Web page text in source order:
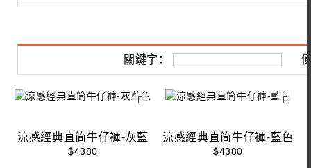
關鍵字： 價
涼感經典直筒牛仔褲-灰藍
色
$4380
涼感經典直筒牛仔褲-藍色
$4380